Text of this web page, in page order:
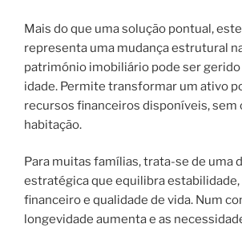
Mais do que uma solução pontual,
representa uma mudança estrutural
património imobiliário pode ser
idade. Permite transformar um ativo
recursos financeiros disponíveis,
habitação.
Para muitas famílias, trata-se de uma
estratégica que equilibra
financeiro e qualidade de vida. Num
longevidade aumenta e as